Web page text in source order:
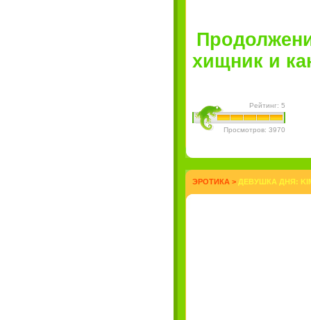
хищник и
Рейтинг: 5
Просмотров: 3970
ЭРОТИКА > ДЕВУШКА ДНЯ: